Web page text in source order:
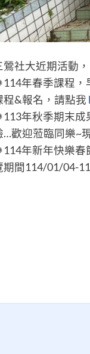
鶯社大近期活動
年春季課程
程&報名，請點我
年秋季期末
…歡迎蒞臨同樂~
年新年快樂
期間114/01/04-